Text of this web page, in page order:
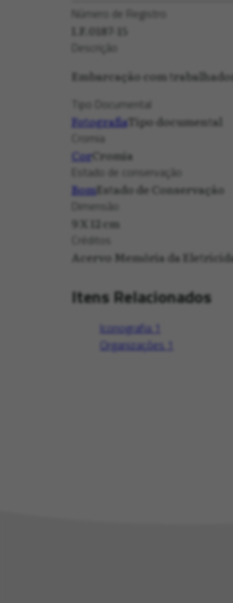
Número de Registro
I.F.0187-15
Descrição
Embarcação com
Tipo Documental
FotografiaTipo documental
Cromia
CorCromia
Estado de conservação
BomEstado de Conservação
Dimensão
9 X 12 cm
Créditos
Acervo Memória da
Itens Relacionados
Iconografia
Organizações